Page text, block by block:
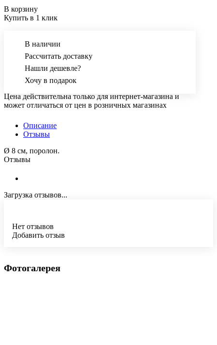
В корзину
Купить в 1 клик
В наличии
Рассчитать доставку
Нашли дешевле?
Хочу в подарок
Цена действительна только для интернет-магазина и
может отличаться от цен в розничных магазинах
Описание
Отзывы
Ø 8 см, поролон.
Отзывы
Загрузка отзывов...
Нет отзывов
Добавить отзыв
Фотогалерея